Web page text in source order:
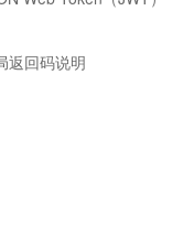
返回码说明